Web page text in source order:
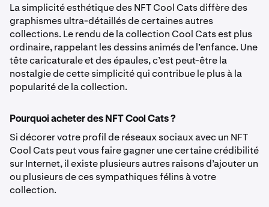
La simplicité esthétique des NFT Cool Cats diffère des
graphismes ultra-détaillés de certaines autres
collections. Le rendu de la collection Cool Cats est plus
ordinaire, rappelant les dessins animés de l’enfance. Une
tête caricaturale et des épaules, c’est peut-être la
nostalgie de cette simplicité qui contribue le plus à la
popularité de la collection.
Pourquoi acheter des NFT Cool Cats ?
Si décorer votre profil de réseaux sociaux avec un NFT
Cool Cats peut vous faire gagner une certaine crédibilité
sur Internet, il existe plusieurs autres raisons d’ajouter un
ou plusieurs de ces sympathiques félins à votre
collection.